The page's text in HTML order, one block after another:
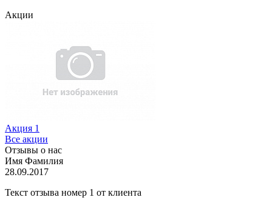
Акции
Акция 1
Все акции
Отзывы о нас
Имя Фамилия
28.09.2017
Текст отзыва номер 1 от клиента